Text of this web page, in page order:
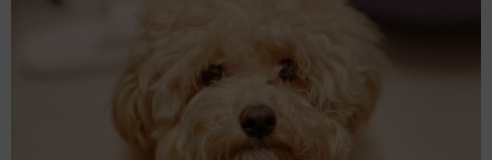
実は私、ずっと「高笑い」する役がやりたくて...。いろんな
声優さんの声を聴いて高笑いのバリエーションを研究して
いた時期があったんです。
だから華族探偵役が決まったときはテンションが上がりま